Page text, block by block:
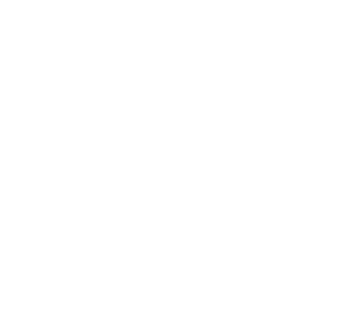
INNOVARI
корпусе